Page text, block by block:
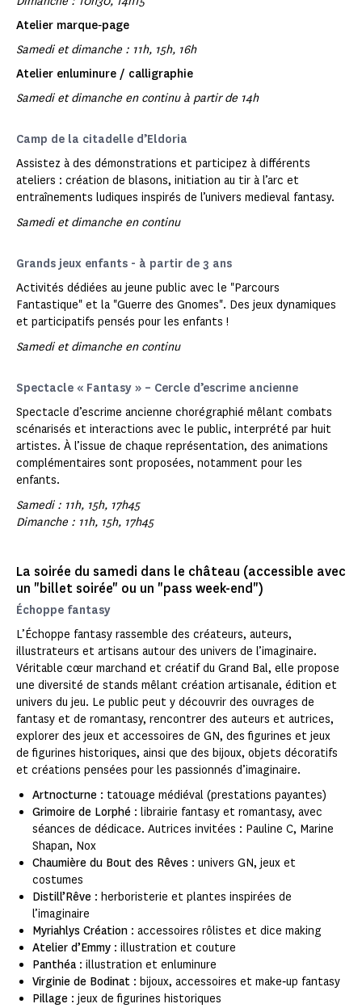
Atelier marque‑page
Samedi et dimanche : 11h, 15h, 16h
Atelier enluminure / calligraphie
Samedi et dimanche en continu à partir de 14h
Camp de la citadelle d’Eldoria
Assistez à des démonstrations et participez à différents
ateliers : création de blasons, initiation au tir à l’arc et
entraînements ludiques inspirés de l’univers medieval fantasy.
Samedi et dimanche en continu
Grands jeux enfants - à partir de 3 ans
Activités dédiées au jeune public avec le "Parcours
Fantastique" et la "Guerre des Gnomes". Des jeux dynamiques
et participatifs pensés pour les enfants !
Samedi et dimanche en continu
Spectacle « Fantasy » – Cercle d’escrime ancienne
Spectacle d’escrime ancienne chorégraphié mêlant combats
scénarisés et interactions avec le public, interprété par huit
artistes. À l’issue de chaque représentation, des animations
complémentaires sont proposées, notamment pour les
enfants.
Samedi : 11h, 15h, 17h45
Dimanche : 11h, 15h, 17h45
La soirée du samedi dans le château (accessible avec
un "billet soirée" ou un "pass week-end")
Échoppe fantasy
L’Échoppe fantasy rassemble des créateurs, auteurs,
illustrateurs et artisans autour des univers de l’imaginaire.
Véritable cœur marchand et créatif du Grand Bal, elle propose
une diversité de stands mêlant création artisanale, édition et
univers du jeu. Le public peut y découvrir des ouvrages de
fantasy et de romantasy, rencontrer des auteurs et autrices,
explorer des jeux et accessoires de GN, des figurines et jeux
de figurines historiques, ainsi que des bijoux, objets décoratifs
et créations pensées pour les passionnés d’imaginaire.
Artnocturne : tatouage médiéval (prestations payantes)
Grimoire de Lorphé : librairie fantasy et romantasy, avec
séances de dédicace. Autrices invitées : Pauline C, Marine
Shapan, Nox
Chaumière du Bout des Rêves : univers GN, jeux et
costumes
Distill’Rêve : herboristerie et plantes inspirées de
l’imaginaire
Myriahlys Création : accessoires rôlistes et dice making
Atelier d’Emmy : illustration et couture
Panthéa : illustration et enluminure
Virginie de Bodinat : bijoux, accessoires et make‑up fantasy
Pillage : jeux de figurines historiques